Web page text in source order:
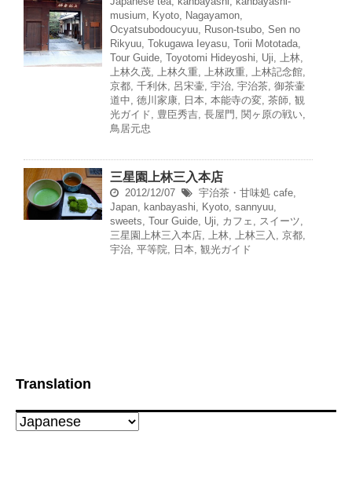
musium, Kyoto, Nagayamon,
Ocyatsubodoucyuu, Ruson-tsubo, Sen no
Rikyuu, Tokugawa Ieyasu, Torii Mototada,
Tour Guide, Toyotomi Hideyoshi, Uji, 上林,
上林久茂, 上林久重, 上林政重, 上林記念館,
京都, 千利休, 呂宋壷, 宇治, 宇治茶, 御茶壷
道中, 徳川家康, 日本, 本能寺の変, 茶師, 観
光ガイド, 豊臣秀吉, 長屋門 , 関ヶ原の戦い,
鳥居元忠
三星園上林三入本店
2012/12/07 宇治茶・甘味処 cafe,
Japan, kanbayashi, Kyoto, sannyuu,
sweets, Tour Guide, Uji, カフェ , スイーツ,
三星園上林三入本店, 上林, 上林三入 , 京都,
宇治, 平等院, 日本, 観光ガイド
Translation